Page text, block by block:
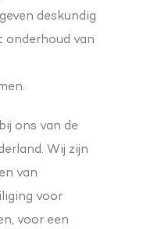
deskundig
onderhoud van
ons van de
Wij zijn
van
voor
voor een